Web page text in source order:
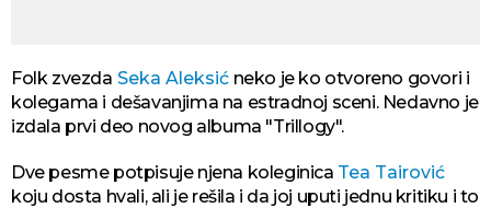
Folk zvezda Seka Aleksić neko je ko otvoreno govori i
kolegama i dešavanjima na estradnoj sceni. Nedavno je
izdala prvi deo novog albuma "Trillogy".
Dve pesme potpisuje njena koleginica Tea Tairović
koju dosta hvali, ali je rešila i da joj uputi jednu kritiku i to